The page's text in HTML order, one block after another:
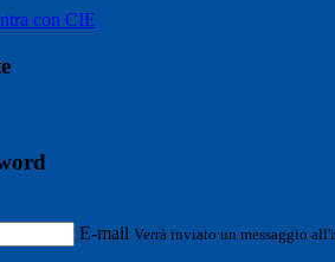
con CIE
E-mail Verrà inviato un messaggio